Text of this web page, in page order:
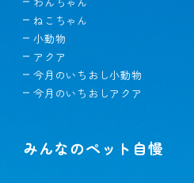
ねこちゃん
小動物
アクア
今月のいちおし小動物
今月のいちおしアクア
みんなのペット自慢